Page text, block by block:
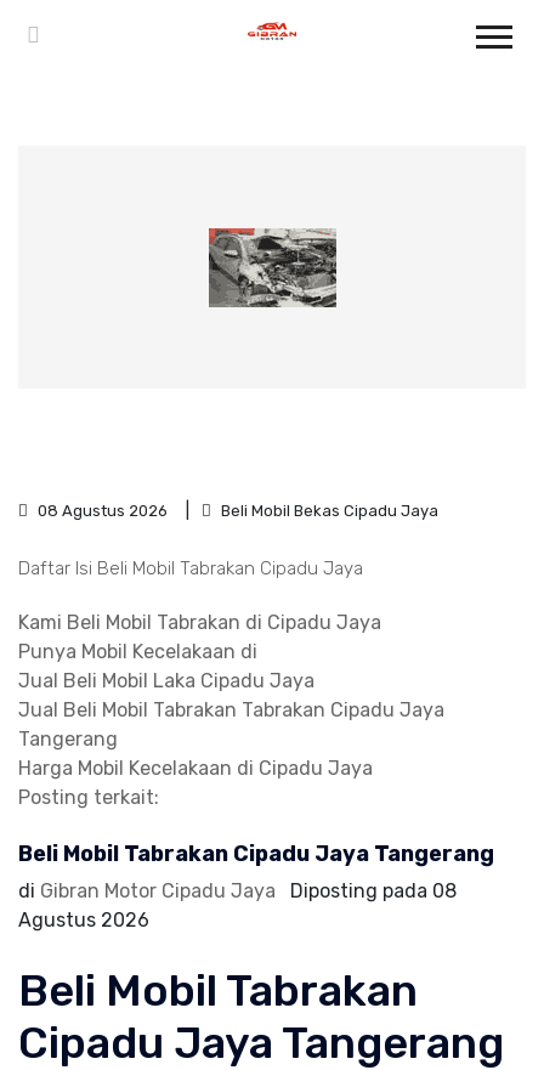
08 Agustus 2026 Beli Mobil Bekas Cipadu Jaya
Daftar Isi Beli Mobil Tabrakan Cipadu Jaya
Kami Beli Mobil Tabrakan di Cipadu Jaya
Punya Mobil Kecelakaan di
Jual Beli Mobil Laka Cipadu Jaya
Jual Beli Mobil Tabrakan Tabrakan Cipadu Jaya
Tangerang
Harga Mobil Kecelakaan di Cipadu Jaya
Posting terkait:
Beli Mobil Tabrakan Cipadu Jaya Tangerang
di Gibran Motor Cipadu Jaya Diposting pada 08
Agustus 2026
Beli Mobil Tabrakan
Cipadu Jaya Tangerang